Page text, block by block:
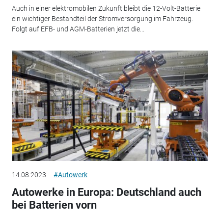
Auch in einer elektromobilen Zukunft bleibt die 12-Volt-Batterie
ein wichtiger Bestandteil der Stromversorgung im Fahrzeug.
Folgt auf EFB- und AGM-Batterien jetzt die...
14.08.2023 #Autowerk
Autowerke in Europa: Deutschland auch
bei Batterien vorn